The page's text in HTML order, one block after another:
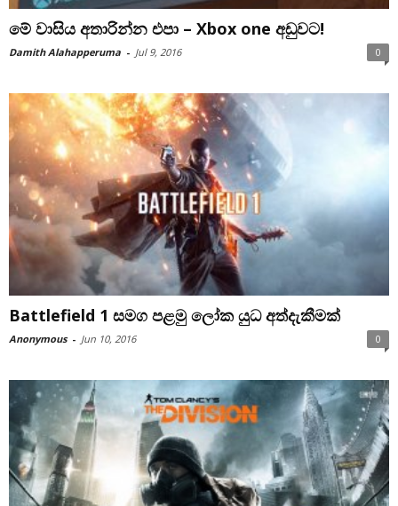
මේ වාසිය අතාරින්න එපා – Xbox one අඩුවට!
Damith Alahapperuma - Jul 9, 2016 0
Battlefield 1 සමග පළමු ලෝක යුධ අත්දැකීමක්
Anonymous - Jun 10, 2016 0